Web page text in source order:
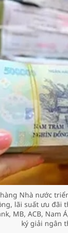
Nhà nước
lãi suất ưu đãi
MB, ACB, Nam
ký giải ngân